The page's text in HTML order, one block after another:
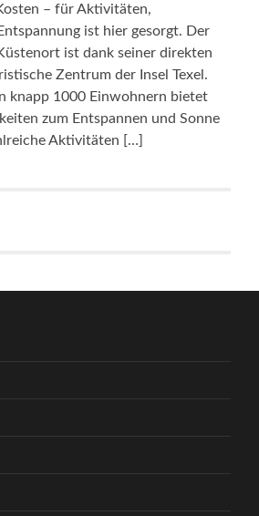
– für Aktivitäten,
ist hier gesorgt. Der
ist dank seiner direkten
Zentrum der Insel Texel.
knapp 1000 Einwohnern bietet
zum Entspannen und Sonne
Aktivitäten […]